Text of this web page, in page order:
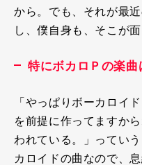
から。でも、それが最
し、僕自身も、そこが
特にボカロＰの楽曲
「やっぱりボーカロイ
を前提に作ってますから
われている。」ってい
カロイドの曲なので、